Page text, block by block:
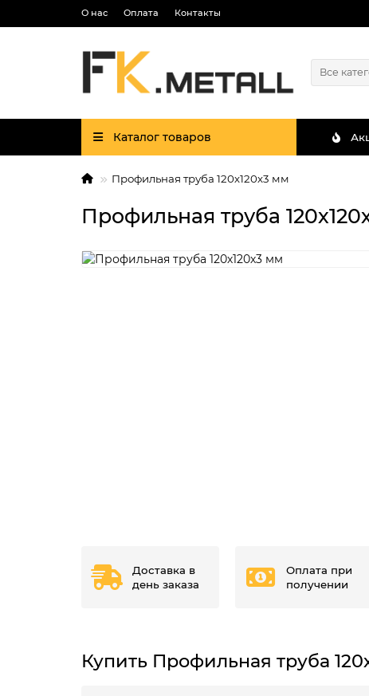
О нас Оплата Контакты
Все
Каталог товаров
Профильная труба 120х120х3 мм
Профильная труба
Доставка в
день заказа
Оплата при
получении
Купить Профильная труба